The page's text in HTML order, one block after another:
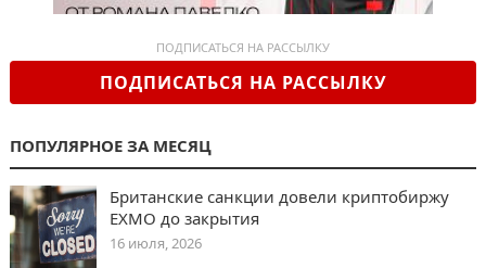
ПОДПИСАТЬСЯ НА РАССЫЛКУ
ПОДПИСАТЬСЯ НА РАССЫЛКУ
ПОПУЛЯРНОЕ ЗА МЕСЯЦ
Британские санкции довели криптобиржу
EXMO до закрытия
16 июля, 2026